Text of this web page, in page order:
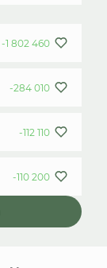
-1 802 460
-284 010
-112 110
-110 200